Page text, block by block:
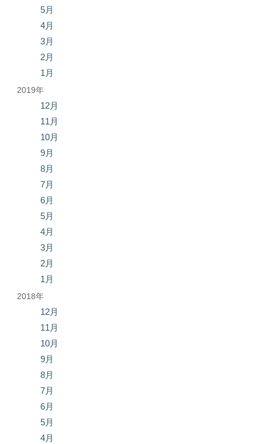
5月
4月
3月
2月
1月
2019年
12月
11月
10月
9月
8月
7月
6月
5月
4月
3月
2月
1月
2018年
12月
11月
10月
9月
8月
7月
6月
5月
4月